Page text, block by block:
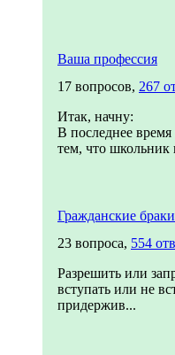
Ваша профессия
17 вопросов, 267
Итак, начну:
В последнее время
тем, что школьник
Гражданские браки
23 вопроса, 554
Разрешить или
вступать или не
придержив...